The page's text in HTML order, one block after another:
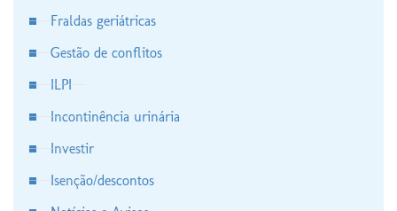
Fraldas geriátricas
Gestão de conflitos
ILPI
Incontinência urinária
Investir
Isenção/descontos